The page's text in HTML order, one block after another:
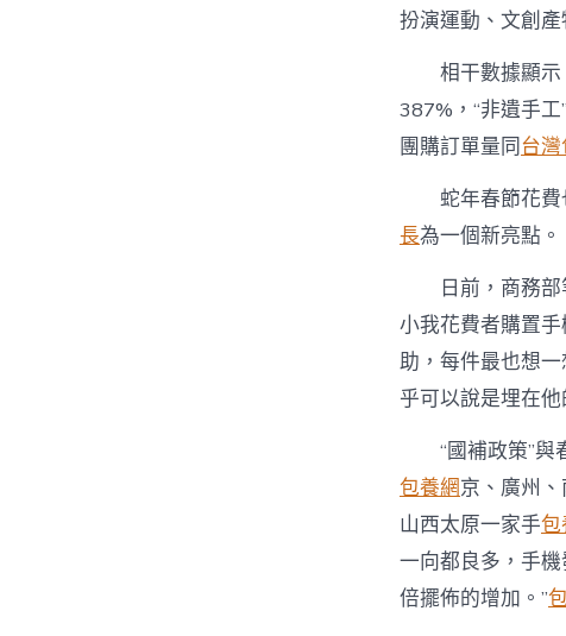
扮演運動、文創
相干數據顯示
387%，“非遺手
團購訂單量同台
蛇年春節花費
長為一個新亮點。
日前，商務
小我花費者購置
助，每件最也想
乎可以說是埋在
“國補政策”
包養網京、廣州
山西太原一家手包
一向都良多，手
倍擺佈的增加。”